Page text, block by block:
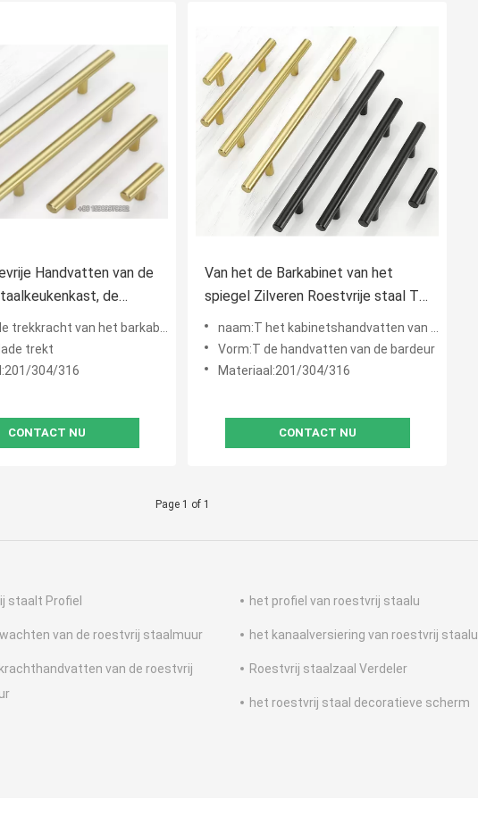
Handvatten van de
de
van de
barkabinet, t-de handvatten van de barkeuken, t-de handvatten van het barkab
trekt
304/316
CONTACT NU
Van het de Barkabinet van het
spiegel Zilveren Roestvrije staal T
Handvatten 337mm Beschikbare
OEM
naam:T het kabinetshandvatten van het barroestvrije staal
Vorm:T de handvatten van de bardeur
Materiaal:201/304/316
CONTACT NU
Page 1 of 1
staalt Profiel het profiel van roestvrij staalu
van de roestvrij staalmuur het kanaalversiering van roestvrij staalu
van de roestvrij
Roestvrij staalzaal Verdeler
het roestvrij staal decoratieve scherm